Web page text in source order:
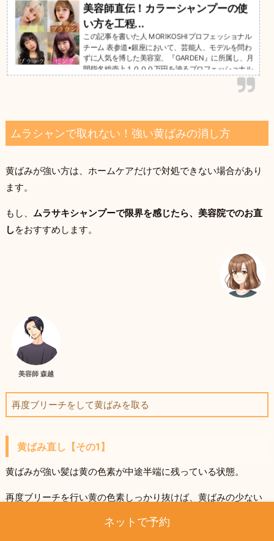
美容師直伝！カラーシャンプーの使
い方を工程...
この記事を書いた人 MORIKOSHIプロフェッショナル
チーム 表参道•銀座において、芸能人、モデルを問わ
ずに人気を博した美容室、『GARDEN』に所属し、月
間指名総売上１０００万円を誇るプロフェッショナル
チーム。 年間
ムラシャンで取れない！強い黄ばみの消し方
黄ばみが強い方は、ホームケアだけで対処できない場合があり
ます。
もし、 ムラサキシャンプーで限界を感じたら、美容院でのお直
しをおすすめします。
美容師 森越
再度ブリーチをして黄ばみを取る
黄ばみ直し【その1】
黄ばみが強い髪は黄の色素が中途半端に残っている状態。
再度ブリーチを行い黄の色素しっかり抜けば、黄ばみの少ない
ネットで予約